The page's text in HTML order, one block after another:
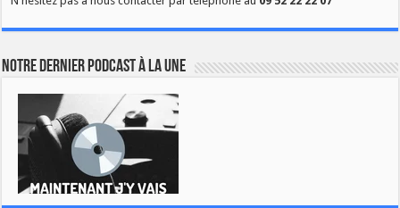
Notre dernier podcast à la une